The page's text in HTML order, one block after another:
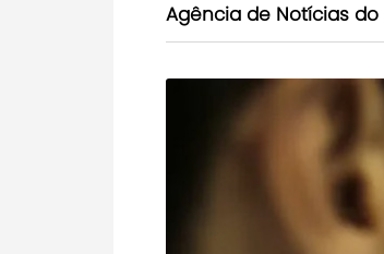
Agência de Notícias do